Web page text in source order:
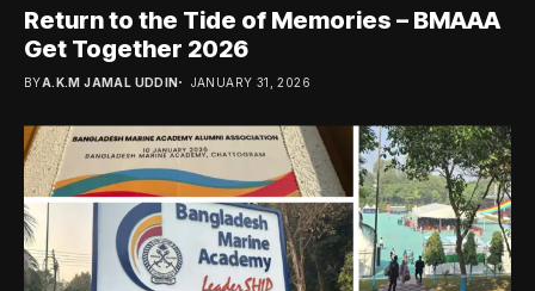
Return to the Tide of Memories – BMAAA
Get Together 2026
BYA.K.M JAMAL UDDIN JANUARY 31, 2026